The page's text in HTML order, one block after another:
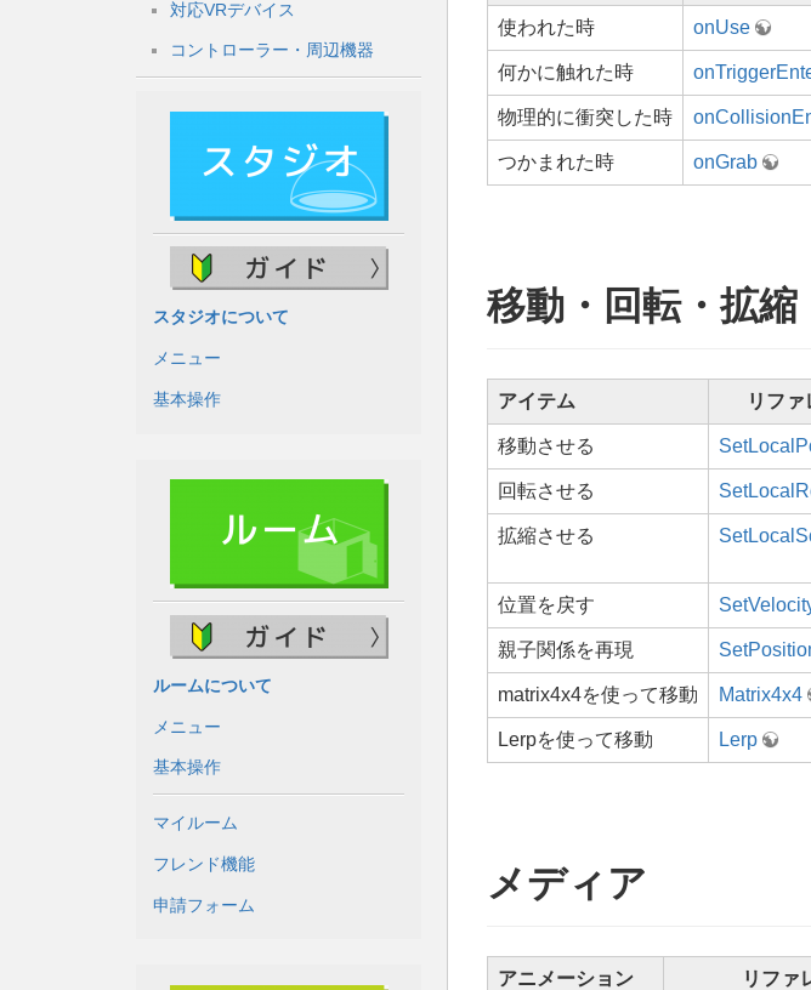
対応VRデバイス
コントローラー・周辺機器
スタジオについて
メニュー
基本操作
ルームについて
メニュー
基本操作
マイルーム
フレンド機能
申請フォーム
使われた時 onUse
何かに触れた時
物理的に衝突した時
つかまれた時 onGrab
移動・回転・拡縮
アイテム リファ
移動させる
回転させる
拡縮させる
位置を戻す
親子関係を再現
matrix4x4を使って移動 Matrix4x4
Lerpを使って移動 Lerp
メディア
アニメーション リファ